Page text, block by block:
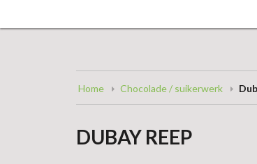
Home Chocolade / suikerwerk
DUBAY REEP